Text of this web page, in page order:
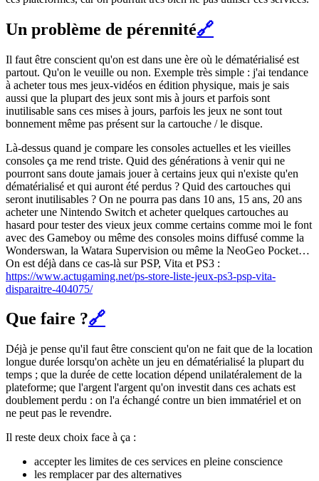
Un problème de pérennité🔗
Il faut être conscient qu'on est dans une ère où le dématérialisé est
partout. Qu'on le veuille ou non. Exemple très simple : j'ai tendance
à acheter tous mes jeux-vidéos en édition physique, mais je sais
aussi que la plupart des jeux sont mis à jours et parfois sont
inutilisable sans ces mises à jours, parfois les jeux ne sont tout
bonnement même pas présent sur la cartouche / le disque.
Là-dessus quand je compare les consoles actuelles et les vieilles
consoles ça me rend triste. Quid des générations à venir qui ne
pourront sans doute jamais jouer à certains jeux qui n'existe qu'en
dématérialisé et qui auront été perdus ? Quid des cartouches qui
seront inutilisables ? On ne pourra pas dans 10 ans, 15 ans, 20 ans
acheter une Nintendo Switch et acheter quelques cartouches au
hasard pour tester des vieux jeux comme certains comme moi le font
avec des Gameboy ou même des consoles moins diffusé comme la
Wonderswan, la Watara Supervision ou même la NeoGeo Pocket…
On est déjà dans ce cas-là sur PSP, Vita et PS3 :
https://www.actugaming.net/ps-store-liste-jeux-ps3-psp-vita-
disparaitre-404075/
Que faire ?🔗
Déjà je pense qu'il faut être conscient qu'on ne fait que de la location
longue durée lorsqu'on achète un jeu en dématérialisé la plupart du
temps ; que la durée de cette location dépend unilatéralement de la
plateforme; que l'argent l'argent qu'on investit dans ces achats est
doublement perdu : on l'a échangé contre un bien immatériel et on
ne peut pas le revendre.
Il reste deux choix face à ça :
accepter les limites de ces services en pleine conscience
les remplacer par des alternatives